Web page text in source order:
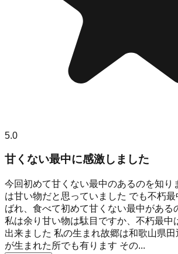
5.0
甘くない最中に感激しました
今回初めて甘くない最中のあるのを知り
は甘い物だと思っていました でも不朽
ばれ、食べて初めて甘くない最中がある
私は余り甘い物は駄目ですか、不朽最中
出来ました 私の生まれ故郷は和歌山県
が生まれた所でも有ります その...